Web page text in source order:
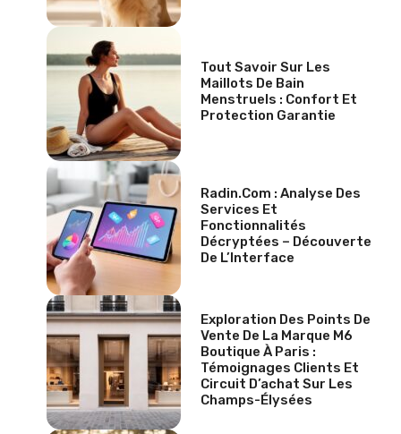
Tout Savoir Sur Les
Maillots De Bain
Menstruels : Confort Et
Protection Garantie
Radin.com : Analyse Des
Services Et
Fonctionnalités
Décryptées – Découverte
De L’Interface
Exploration Des Points De
Vente De La Marque M6
Boutique À Paris :
Témoignages Clients Et
Circuit D’achat Sur Les
Champs-Élysées